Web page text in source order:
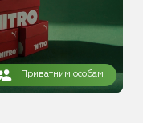
Приватним особам